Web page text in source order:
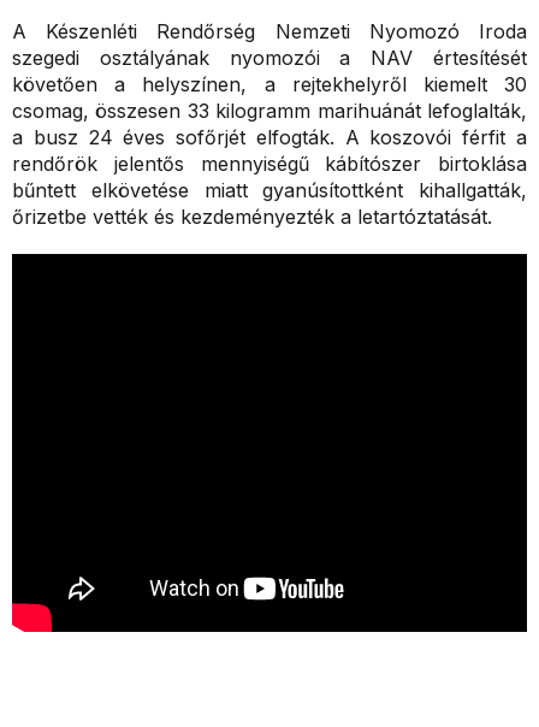
A Készenléti Rendőrség Nemzeti Nyomozó Iroda
szegedi osztályának nyomozói a NAV értesítését
követően a helyszínen, a rejtekhelyről kiemelt 30
csomag, összesen 33 kilogramm marihuánát lefoglalták,
a busz 24 éves sofőrjét elfogták. A koszovói férfit a
rendőrök jelentős mennyiségű kábítószer birtoklása
bűntett elkövetése miatt gyanúsítottként kihallgatták,
őrizetbe vették és kezdeményezték a letartóztatását.